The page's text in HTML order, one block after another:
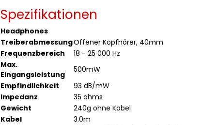
Spezifikationen
Headphones
TreiberabmessungOffener Kopfhörer, 40mm
Frequenzbereich
18 - 25 000 Hz
Max.
Eingangsleistung
500mW
Empfindlichkeit
93 dB/mW
Impedanz
35 ohms
Gewicht
240g ohne Kabel
Kabel
3.0m